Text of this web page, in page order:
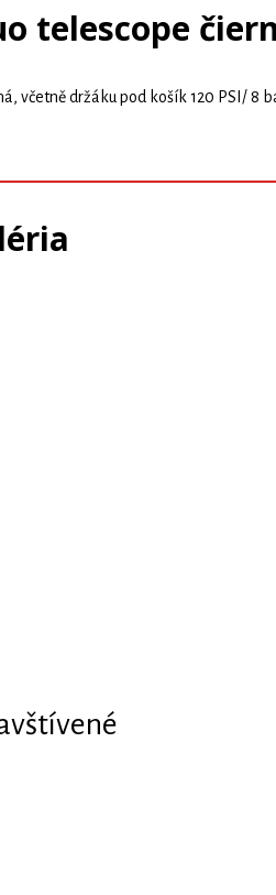
telescope
včetně držáku pod košík 120 PSI/